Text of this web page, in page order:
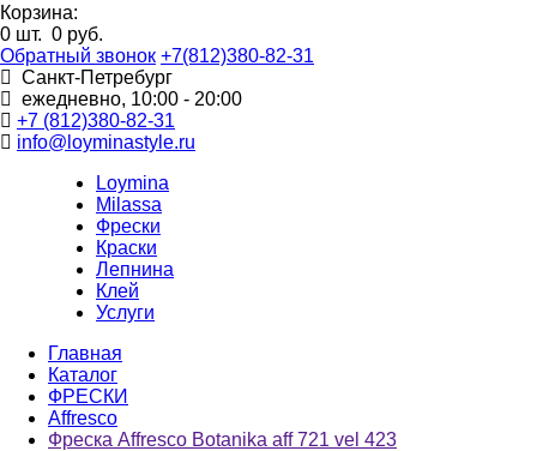
Корзина:
0 шт. 0 руб.
Обратный звонок +7(812)380-82-31
Санкт-Петребург
ежедневно, 10:00 - 20:00
+7 (812)380-82-31
info@loyminastyle.ru
Loymina
Milassa
Фрески
Краски
Лепнина
Клей
Услуги
Главная
Каталог
ФРЕСКИ
Affresco
Фреска Affresco Botanika aff 721 vel 423